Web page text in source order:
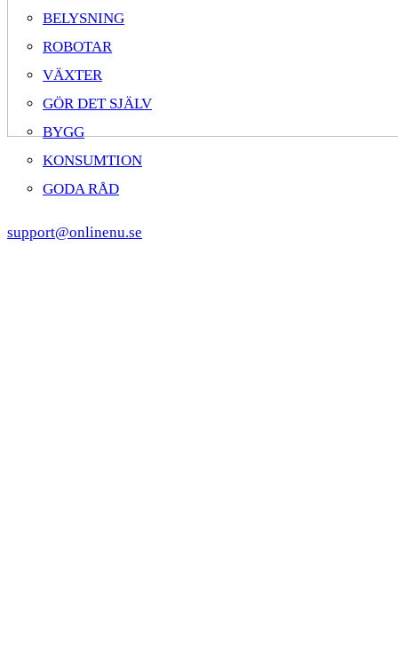
BELYSNING
ROBOTAR
VÄXTER
GÖR DET SJÄLV
BYGG
KONSUMTION
GODA RÅD
support@onlinenu.se